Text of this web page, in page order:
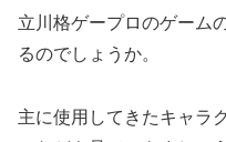
立川格ゲープロのゲーム
るのでしょうか。
主に使用してきたキャラ